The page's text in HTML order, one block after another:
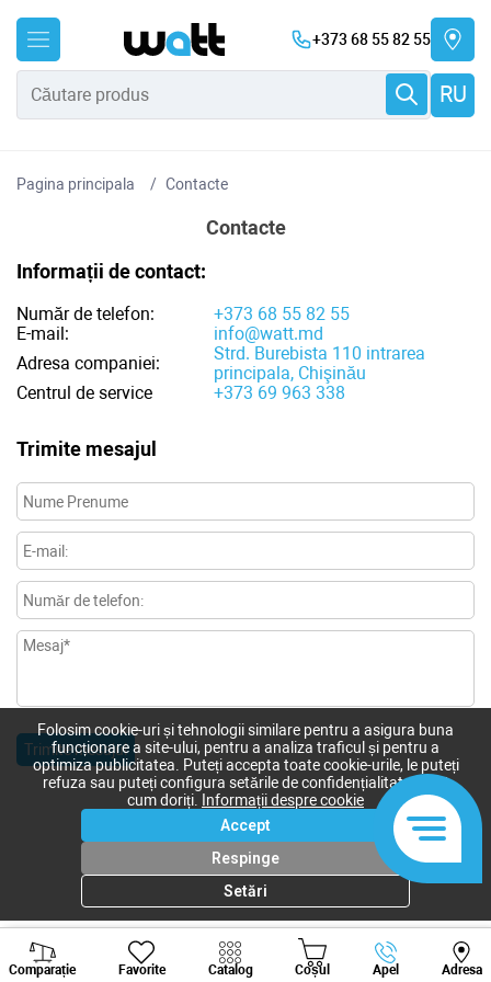
+373 68 55 82 55
RU
Pagina principala Contacte
Contacte
Informații de contact:
Număr de telefon:
+373 68 55 82 55
E-mail:
info@watt.md
Adresa companiei:
Strd. Burebista 110 intrarea
principala, Chişinău
Centrul de service
+373 69 963 338
Trimite mesajul
Trimite mesajul
Comparație Favorite Catalog Coșul Apel Adresa
Viber Whatsapp
Folosim cookie-uri și tehnologii similare pentru a asigura buna
funcționare a site-ului, pentru a analiza traficul și pentru a
optimiza publicitatea. Puteți accepta toate cookie-urile, le puteți
refuza sau puteți configura setările de confidențialitate după
cum doriți.
Informații despre cookie
Accept
Respinge
Setări